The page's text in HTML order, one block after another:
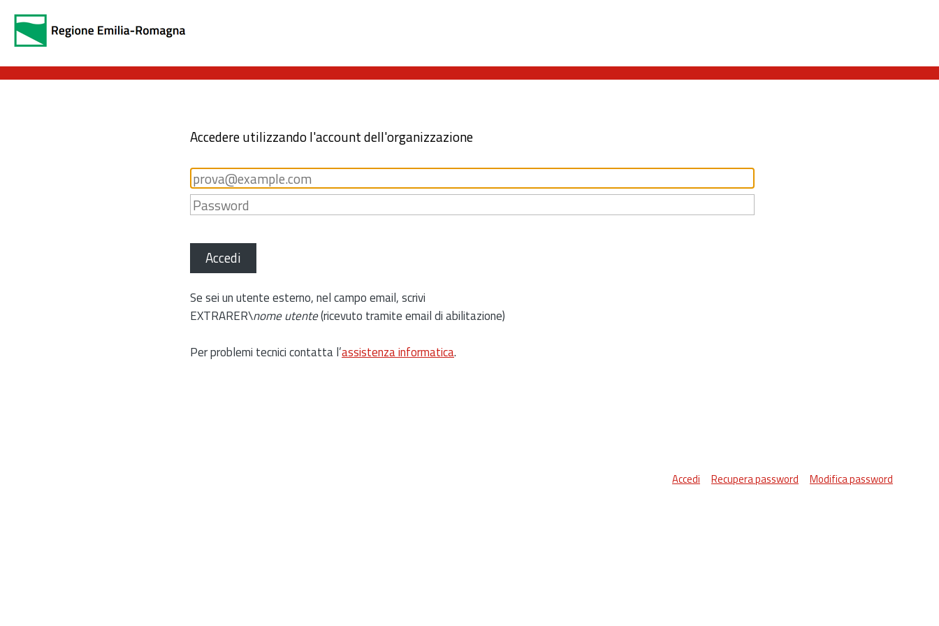
Accedere utilizzando l'account dell'organizzazione
Accedi
Se sei un utente esterno, nel campo email, scrivi
EXTRARER\nome utente(ricevuto tramite email di abilitazione)
Per problemi tecnici contatta l’assistenza informatica.
Accedi Recupera password Modifica password